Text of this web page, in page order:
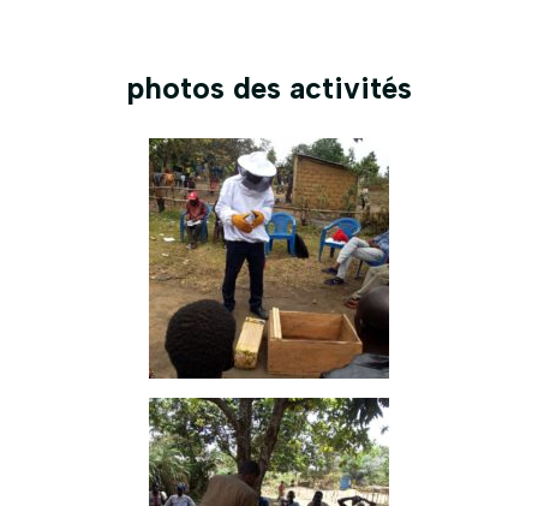
photos des activités